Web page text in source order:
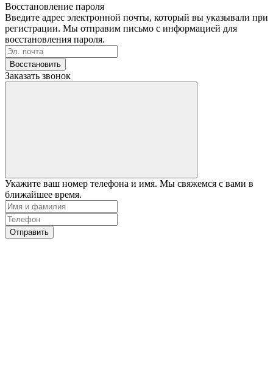
Восстановление пароля
Введите адрес электронной почты, который вы указывали при
регистрации. Мы отправим письмо с информацией для
восстановления пароля.
Восстановить
Заказать звонок
Укажите ваш номер телефона и имя. Мы свяжемся с вами в
ближайшее время.
Отправить